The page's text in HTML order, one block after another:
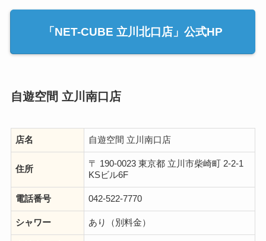
「NET-CUBE 立川北口店」公式HP
自遊空間 立川南口店
店名 自遊空間 立川南口店
住所
〒 190-0023 東京都 立川市柴崎町 2-2-1
KSビル6F
電話番号 042-522-7770
シャワー あり（別料金）